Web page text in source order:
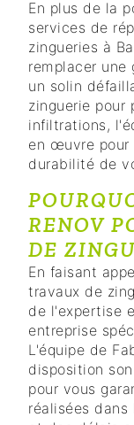
En plus de la
services de
zingueries à
remplacer une
un solin
zinguerie pour
infiltrations,
en œuvre pour
durabilité de
RENOV
DE
En faisant
travaux de
de l'expertise
entreprise
L'équipe de
disposition
pour vous
réalisées